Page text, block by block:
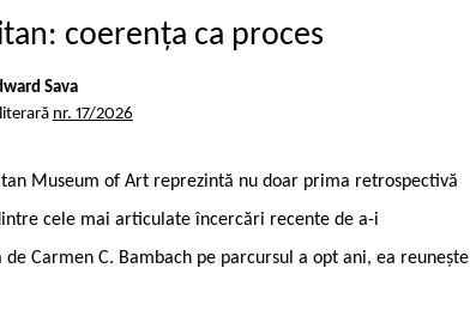
coerența ca proces
Sava
nr. 17/2026
Museum of Art reprezintă nu doar prima retrospectivă
cele mai articulate încercări recente de a-i
Carmen C. Bambach pe parcursul a opt ani, ea reunește